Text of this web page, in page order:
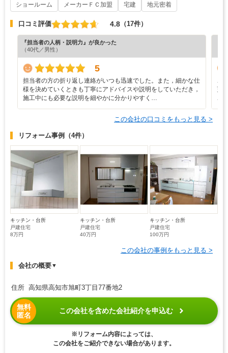
ショールーム
メーカーＦＣ加盟 宅建 地元密着
口コミ評価 4.8 （17件）
『担当者の人柄・説明力』が良かった
（40代／男性）
5
担当者の方の折り返し連絡がいつも迅速でした。また，細かな仕
様を決めていくときも丁寧にアドバイスや説明をしていただき，
施工中にも必要な説明を細やかに分かりやすく…
更
この会社の口コミをもっと見る >
リフォーム事例 （4件）
キッチン・台所
戸建住宅
8万円
キッチン・台所
戸建住宅
40万円
キッチン・台所
戸建住宅
100万円
この会社の事例をもっと見る >
会社の概要▼
住所 高知県高知市旭町3丁目77番地2
無料
匿名
この会社を含めた会社紹介を申込む
※リフォーム内容によっては、
この会社をご紹介できない場合があります。